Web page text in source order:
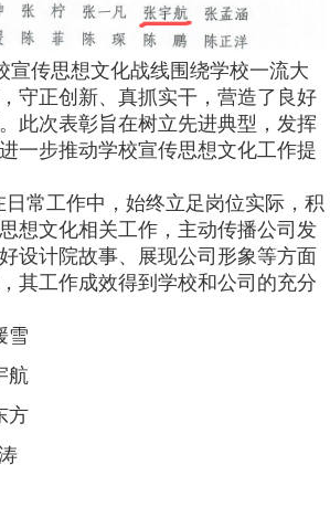
传思想文化战线围绕学校一流大
守正创新、真抓实干，营造了良好
此次表彰旨在树立先进典型，发挥
一步推动学校宣传思想文化工作提
常工作中，始终立足岗位实际，积
想文化相关工作，主动传播公司发
设计院故事、展现公司形象等方面
其工作成效得到学校和公司的充分
雪
航
方